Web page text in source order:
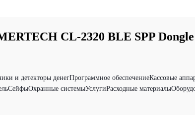
CL-2320 BLE SPP
и детекторы денегПрограммное обеспечениеКассовые
СейфыОхранные системыУслугиРасходные материалы